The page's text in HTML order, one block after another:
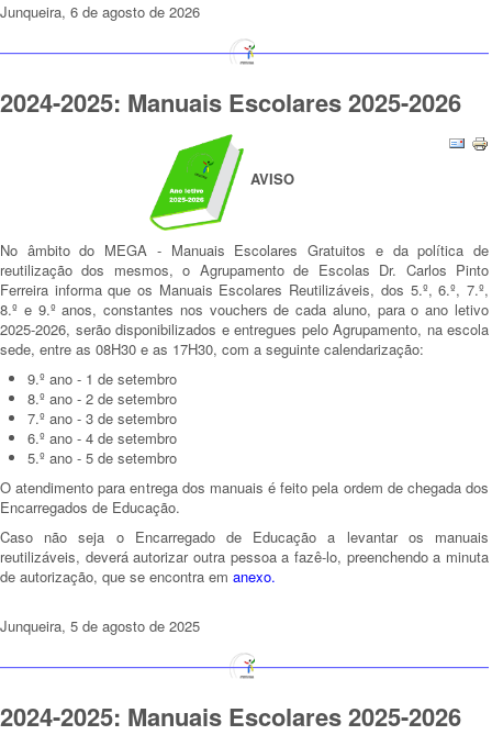
Junqueira, 6 de agosto de 2026
2024-2025: Manuais Escolares 2025-2026
AVISO
No âmbito do MEGA - Manuais Escolares Gratuitos e da política de
reutilização dos mesmos, o Agrupamento de Escolas Dr. Carlos Pinto
Ferreira informa que os Manuais Escolares Reutilizáveis, dos 5.º, 6.º, 7.º,
8.º e 9.º anos, constantes nos vouchers de cada aluno, para o ano letivo
2025-2026, serão disponibilizados e entregues pelo Agrupamento, na escola
sede, entre as 08H30 e as 17H30, com a seguinte calendarização:
9.º ano - 1 de setembro
8.º ano - 2 de setembro
7.º ano - 3 de setembro
6.º ano - 4 de setembro
5.º ano - 5 de setembro
O atendimento para entrega dos manuais é feito pela ordem de chegada dos
Encarregados de Educação.
Caso não seja o Encarregado de Educação a levantar os manuais
reutilizáveis, deverá autorizar outra pessoa a fazê-lo, preenchendo a minuta
de autorização, que se encontra em anexo.
Junqueira, 5 de agosto de 2025
2024-2025: Manuais Escolares 2025-2026